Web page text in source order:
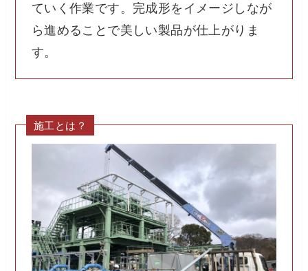
ていく作業です。完成形をイメージしなが
ら進めることで美しい製品が仕上がりま
す。
施工とは？